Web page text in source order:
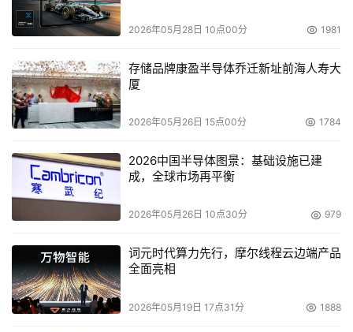
HP简约存储帮助中小企业建设领先存储系统
性，整合存储与服务器，遵守越来越多的法规要求，简化存
储管理并继续构建能够适应变革的基础设施。面对企业在存
储领域遇到的每项挑战，HP持续投资、创新、联合，
多款新推出和增强的产品及服务解决了各种客户关键存储挑
战，大大拓宽了HP在630亿美元的全球存储市场中的领
地，引领全球存储潮流。
目前，不断增长的数据容量和新的数据密集型应用，引
领中小企业对战略存储方案的需求不断增长，而这些方案必
须是以中小企业能够承受的价格，并且专门满足中小企业的
2026年05月28日 10点00分 1981
存储品牌康盈半导体乔迁新址前海人寿大
厦
2026年05月26日 15点00分 1784
2026中国半导体图景：基础设施已建
成，全球市场再平衡
2026年05月26日 10点30分 979
词元时代算力先行，摩尔线程云边端产品
全面亮相
2026年05月19日 17点31分 1888